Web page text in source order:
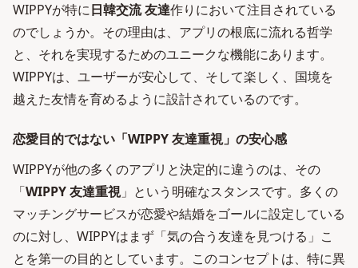
WIPPYが特に日韓交流 友達作りにおいて注目されている
のでしょうか。その理由は、アプリの根底に流れる哲学
と、それを実現するためのユニークな機能にあります。
WIPPYは、ユーザーが安心して、そして楽しく、国境を
越えた友情を育めるように設計されているのです。
恋愛目的ではない「WIPPY 友達重視」の安心感
WIPPYが他の多くのアプリと決定的に違うのは、その
「WIPPY 友達重視」という明確なスタンスです。多くの
マッチングサービスが恋愛や結婚をゴールに設定している
のに対し、WIPPYはまず「気の合う友達を見つける」こ
とを第一の目的としています。このコンセプトは、特に異